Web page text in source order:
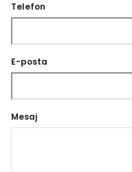
Telefon
E-posta
Mesaj